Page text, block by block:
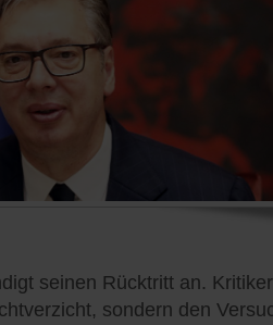
seinen Rücktritt an. Kritiker
sondern den